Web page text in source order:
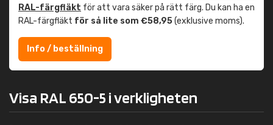
RAL-färgfläkt för att vara säker på rätt färg. Du kan ha en
RAL-färgfläkt för så lite som €58,95(exklusive moms).
Info / beställning
Visa RAL 650-5 i verkligheten